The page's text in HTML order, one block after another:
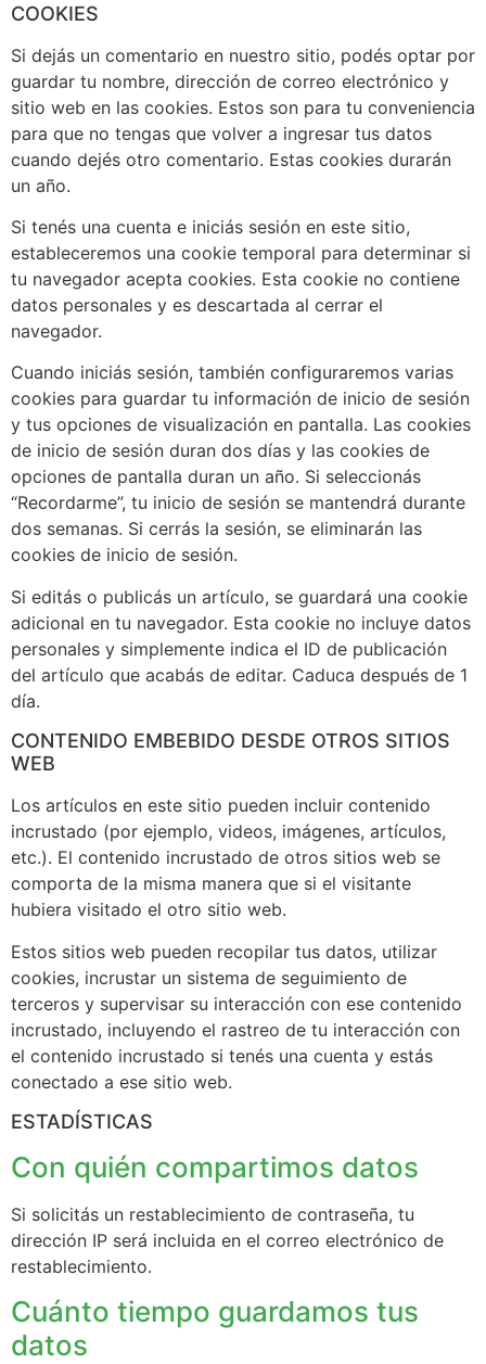
COOKIES
Si dejás un comentario en nuestro sitio, podés optar por
guardar tu nombre, dirección de correo electrónico y
sitio web en las cookies. Estos son para tu conveniencia
para que no tengas que volver a ingresar tus datos
cuando dejés otro comentario. Estas cookies durarán
un año.
Si tenés una cuenta e iniciás sesión en este sitio,
estableceremos una cookie temporal para determinar si
tu navegador acepta cookies. Esta cookie no contiene
datos personales y es descartada al cerrar el
navegador.
Cuando iniciás sesión, también configuraremos varias
cookies para guardar tu información de inicio de sesión
y tus opciones de visualización en pantalla. Las cookies
de inicio de sesión duran dos días y las cookies de
opciones de pantalla duran un año. Si seleccionás
“Recordarme”, tu inicio de sesión se mantendrá durante
dos semanas. Si cerrás la sesión, se eliminarán las
cookies de inicio de sesión.
Si editás o publicás un artículo, se guardará una cookie
adicional en tu navegador. Esta cookie no incluye datos
personales y simplemente indica el ID de publicación
del artículo que acabás de editar. Caduca después de 1
día.
CONTENIDO EMBEBIDO DESDE OTROS SITIOS
WEB
Los artículos en este sitio pueden incluir contenido
incrustado (por ejemplo, videos, imágenes, artículos,
etc.). El contenido incrustado de otros sitios web se
comporta de la misma manera que si el visitante
hubiera visitado el otro sitio web.
Estos sitios web pueden recopilar tus datos, utilizar
cookies, incrustar un sistema de seguimiento de
terceros y supervisar su interacción con ese contenido
incrustado, incluyendo el rastreo de tu interacción con
el contenido incrustado si tenés una cuenta y estás
conectado a ese sitio web.
ESTADÍSTICAS
Con quién compartimos datos
Si solicitás un restablecimiento de contraseña, tu
dirección IP será incluida en el correo electrónico de
restablecimiento.
Cuánto tiempo guardamos tus
datos